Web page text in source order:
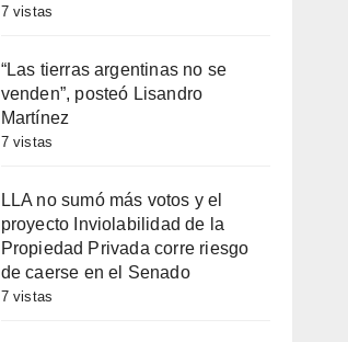
7 vistas
“Las tierras argentinas no se
venden”, posteó Lisandro
Martínez
7 vistas
LLA no sumó más votos y el
proyecto Inviolabilidad de la
Propiedad Privada corre riesgo
de caerse en el Senado
7 vistas